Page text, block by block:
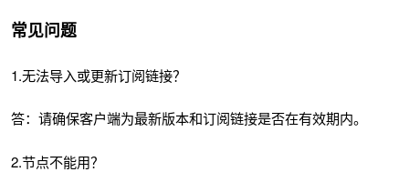
常见问题
1.无法导入或更新订阅链接？
答：请确保客户端为最新版本和订阅链接是否在有效期内。
2.节点不能用？